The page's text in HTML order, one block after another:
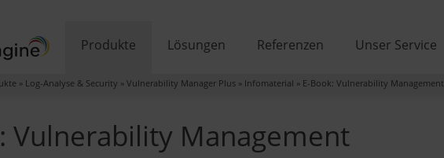
Produkte Lösungen Referenzen Unser Service
» Log-Analyse & Security » Vulnerability Manager Plus » Infomaterial » E-Book: Vulnerability Management
Vulnerability Management